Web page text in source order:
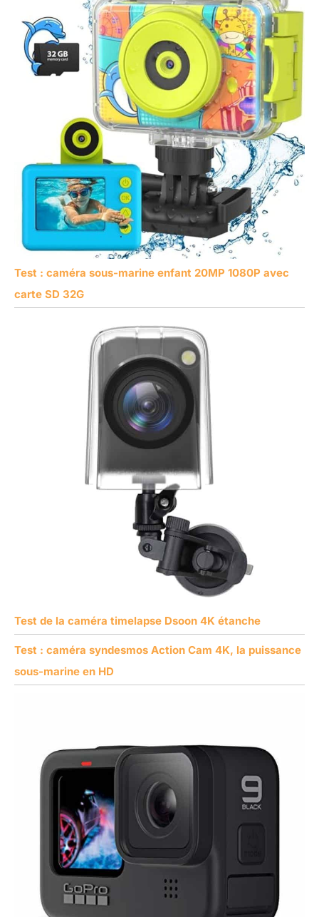
Test : caméra sous-marine enfant 20MP 1080P avec
carte SD 32G
Test de la caméra timelapse Dsoon 4K étanche
Test : caméra syndesmos Action Cam 4K, la puissance
sous-marine en HD